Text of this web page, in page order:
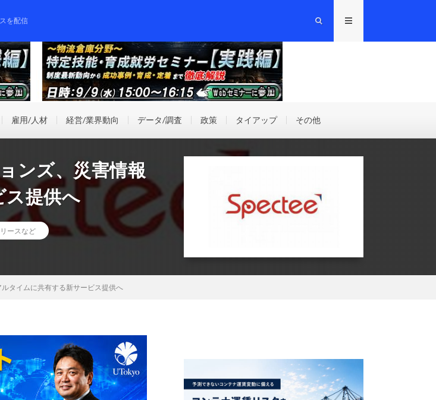
を配信
雇用/人材 経営/業界動向 データ/調査 政策 タイアップ その他
ンズ、災害情報
ス提供へ
ースなど
タイムに共有する新サービス提供へ